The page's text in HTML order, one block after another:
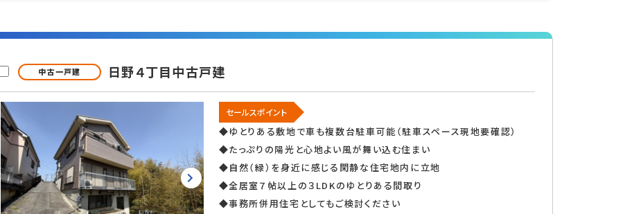
件見つかりました。 この条件で検索する
中古一戸建 日野４丁目中古戸建
セールスポイント
◆ゆとりある敷地で車も複数台駐車可能（駐車スペース現地要確認）
◆たっぷりの陽光と心地よい風が舞い込む住まい
◆自然（緑）を身近に感じる閑静な住宅地内に立地
◆全居室７帖以上の３LDKのゆとりある間取り
◆事務所併用住宅としてもご検討ください